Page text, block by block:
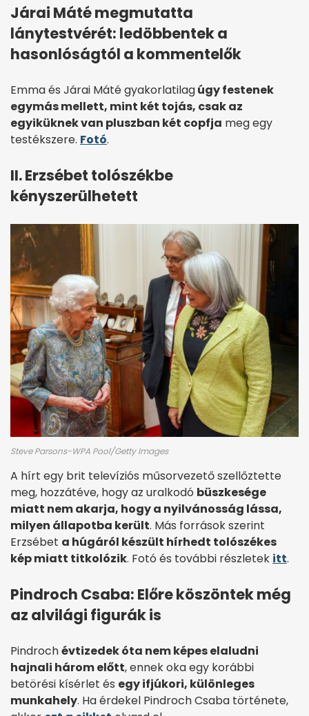
Járai Máté megmutatta
lánytestvérét: ledöbbentek a
hasonlóságtól a kommentelők
Emma és Járai Máté gyakorlatilagúgy festenek
egymás mellett, mint két tojás, csak az
egyiküknek van pluszban két copfja meg egy
testékszere. Fotó.
II. Erzsébet tolószékbe
kényszerülhetett
Steve Parsons-WPA Pool/Getty Images
A hírt egy brit televíziós műsorvezető szellőztette
meg, hozzátéve, hogy az uralkodó büszkesége
miatt nem akarja, hogy a nyilvánosság lássa,
milyen állapotba került. Más források szerint
Erzsébet a húgáról készült hírhedt tolószékes
kép miatt titkolózik. Fotó és további részletek itt.
Pindroch Csaba: Előre köszöntek még
az alvilági figurák is
Pindrochévtizedek óta nem képes elaludni
hajnali három előtt, ennek oka egy korábbi
betörési kísérlet és egy ifjúkori, különleges
munkahely. Ha érdekel Pindroch Csaba története,